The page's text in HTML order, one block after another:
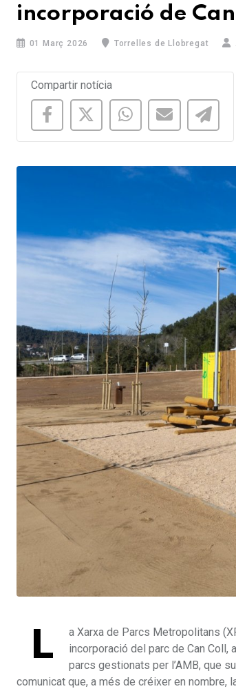
incorporació de
01 Març 2026 Torrelles de Llobregat
Compartir notícia
L
a Xarxa de Parcs Metropolitans
incorporació del parc de Can
parcs gestionats per l’AMB, que
comunicat que, a més de créixer en